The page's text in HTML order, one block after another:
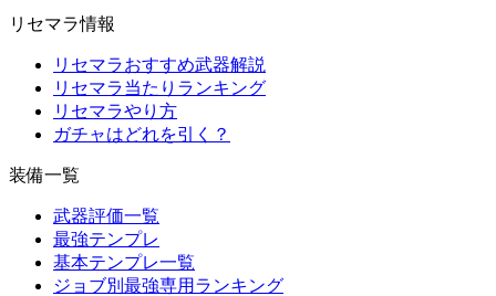
リセマラ情報
リセマラおすすめ武器解説
リセマラ当たりランキング
リセマラやり方
ガチャはどれを引く？
装備一覧
武器評価一覧
最強テンプレ
基本テンプレ一覧
ジョブ別最強専用ランキング